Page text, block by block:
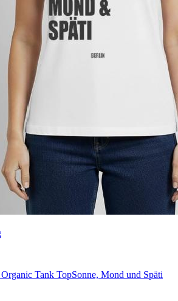
Tank TopSonne, Mond und Späti